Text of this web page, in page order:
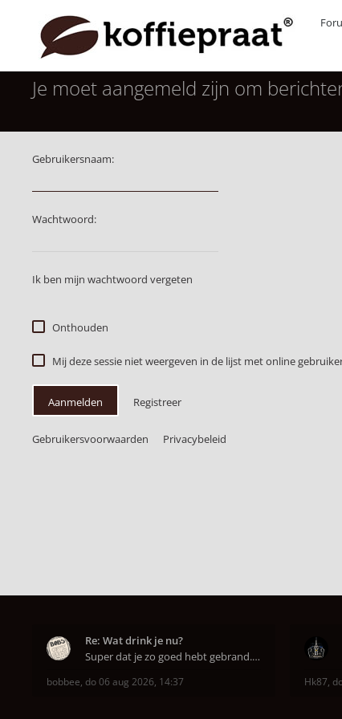
Je moet aangemeld zijn om
Gebruikersnaam:
Wachtwoord:
Ik ben mijn wachtwoord vergeten
Onthouden
Mij deze sessie niet weergeven in de lijst met online
Aanmelden Registreer
Gebruikersvoorwaarden Privacybeleid
Re: Wat drink je nu?
Super dat je zo goed hebt gebrand. Gefeliciteerd!
bobbee, do 06 aug 2026, 14:37 Hk87,